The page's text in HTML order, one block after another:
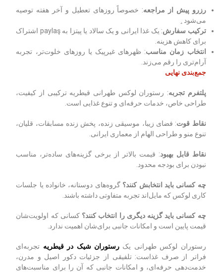
رزرو پیش از مراجعه: خصوصاً روزهای تعطیل و آخر هفته توصیه
می‌شود .
ترکیب سفارش
: یک غذا ایرانی و یک سالاد یا پیتزا به‌ paylaş اشتراک
برای کاهش هزینه.
انتخاب زمان مناسب: ظهرهای غیرپیک یا روزهای خلوت‌تر، تجربه
آرام‌تری را رقم می‌زند.
جمع‌بندی نهایی
پلتفرم تجربه: رستوران لوکس طهرانی قیطریه ترکیبی از کیفیت،
طراحی خاص، خدمات حرفه‌ای و تنوع غذایی است.
نقاط قوت: فضای زیبا، موسیقی زنده، پخش زنده مسابقات، قلیان،
تنوع منو و طراحی الهام از معماری ایرانی.
نقاط قابل بهبود: قیمت بالاتر از برخی گزینه‌های ساده‌تر، مناسب
نبودن برای بودجه محدود.
چه کسانی باید انتخابش کنند؟ گروه‌های دوستانه، خانواده یا جلسات
کاری لوکس که مایل‌اند تجربه متفاوتی داشته باشند.
چه کسانی باید گزینه دیگری را انتخاب کنند؟ کسانی که اولویت‌شان
قیمت پایین است و امکانات جانبی برای‌شان اهمیت ندارد.
رستوران لوکس طهرانی یک رستوران شیک در قیطریه تجربه‌ای
فراتر از صرف غذاست: تلفیقی از جزئیات دکور اصیل و مدرن،
خدمت‌دهی حرفه‌ای، و امکانات جانبی که آن را برای مناسبت‌های